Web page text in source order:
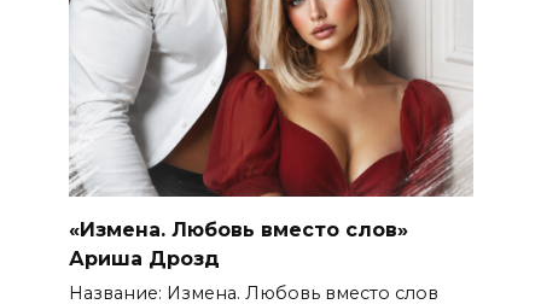
«Измена. Любовь вместо слов»
Ариша Дрозд
Название: Измена. Любовь вместо слов